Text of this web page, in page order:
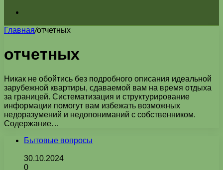
Главная/отчетных
отчетных
Никак не обойтись без подробного описания идеальной
зарубежной квартиры, сдаваемой вам на время отдыха
за границей. Систематизация и структурирование
информации помогут вам избежать возможных
недоразумений и недопониманий с собственником.
Содержание…
Бытовые вопросы
30.10.2024
0